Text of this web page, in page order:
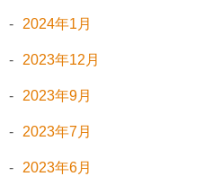
2024年1月
2023年12月
2023年9月
2023年7月
2023年6月